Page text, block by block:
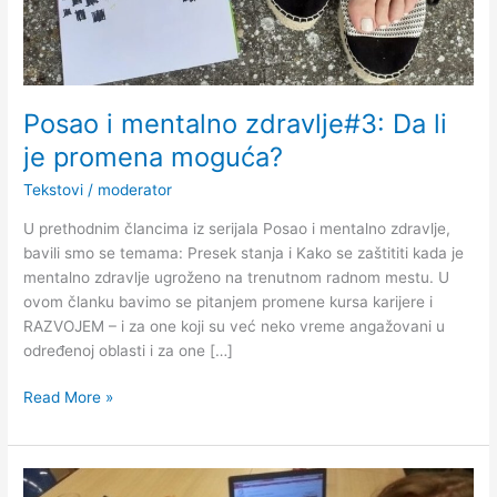
Posao i mentalno zdravlje#3: Da li
je promena moguća?
Tekstovi / moderator
U prethodnim člancima iz serijala Posao i mentalno zdravlje,
bavili smo se temama: Presek stanja i Kako se zaštititi kada je
mentalno zdravlje ugroženo na trenutnom radnom mestu. U
ovom članku bavimo se pitanjem promene kursa karijere i
RAZVOJEM – i za one koji su već neko vreme angažovani u
određenoj oblasti i za one […]
promena
moguća?
Read More »
Posao